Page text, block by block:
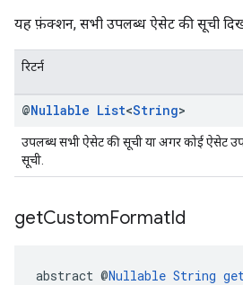
यह फ़ंक्शन, सभी उपलब्ध ऐसेट की सूची
रिटर्न
@Nullable List<String>
उपलब्ध सभी ऐसेट की सूची या अगर कोई ऐसेट
सूची.
getCustomFormatId
abstract @Nullable String